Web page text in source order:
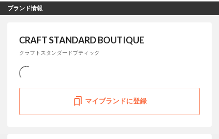
ブランド情報
CRAFT STANDARD BOUTIQUE
クラフトスタンダードブティック
マイブランドに登録